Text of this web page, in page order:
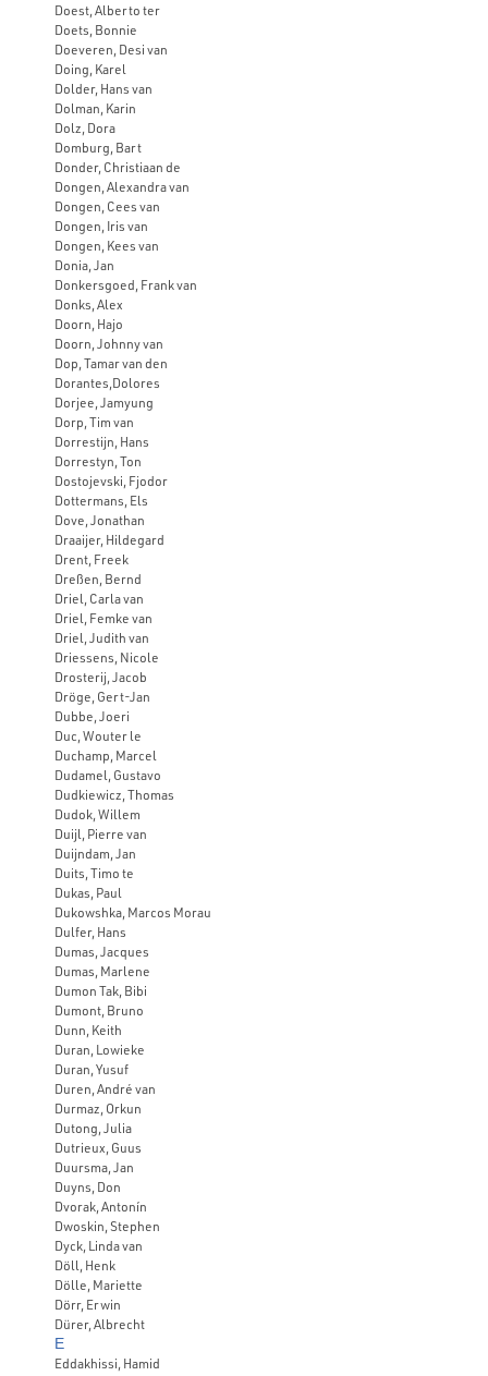
Doest, Alberto ter
Doets, Bonnie
Doeveren, Desi van
Doing, Karel
Dolder, Hans van
Dolman, Karin
Dolz, Dora
Domburg, Bart
Donder, Christiaan de
Dongen, Alexandra van
Dongen, Cees van
Dongen, Iris van
Dongen, Kees van
Donia, Jan
Donkersgoed, Frank van
Donks, Alex
Doorn, Hajo
Doorn, Johnny van
Dop, Tamar van den
Dorantes,Dolores
Dorjee, Jamyung
Dorp, Tim van
Dorrestijn, Hans
Dorrestyn, Ton
Dostojevski, Fjodor
Dottermans, Els
Dove, Jonathan
Draaijer, Hildegard
Drent, Freek
Dreßen, Bernd
Driel, Carla van
Driel, Femke van
Driel, Judith van
Driessens, Nicole
Drosterij, Jacob
Dröge, Gert-Jan
Dubbe, Joeri
Duc, Wouter le
Duchamp, Marcel
Dudamel, Gustavo
Dudkiewicz, Thomas
Dudok, Willem
Duijl, Pierre van
Duijndam, Jan
Duits, Timo te
Dukas, Paul
Dukowshka, Marcos Morau
Dulfer, Hans
Dumas, Jacques
Dumas, Marlene
Dumon Tak, Bibi
Dumont, Bruno
Dunn, Keith
Duran, Lowieke
Duran, Yusuf
Duren, André van
Durmaz, Orkun
Dutong, Julia
Dutrieux, Guus
Duursma, Jan
Duyns, Don
Dvorak, Antonín
Dwoskin, Stephen
Dyck, Linda van
Döll, Henk
Dölle, Mariette
Dörr, Erwin
Dürer, Albrecht
E
Eddakhissi, Hamid